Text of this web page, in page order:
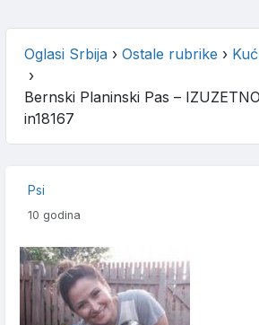
Oglasi Srbija › Ostale rubrike ›
›
Bernski Planinski Pas –
in18167
Psi
10 godina